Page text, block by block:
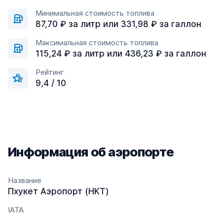
Минимальная стоимость топлива
87,70 ₽ за литр или 331,98 ₽ за галлон
Максимальная стоимость топлива
115,24 ₽ за литр или 436,23 ₽ за галлон
Рейтинг
9,4 / 10
Информация об аэропорте
Название
Пхукет Аэропорт (HKT)
IATA